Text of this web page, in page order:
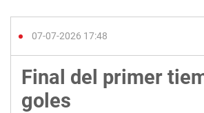
07-07-2026 17:48
Final del primer
goles